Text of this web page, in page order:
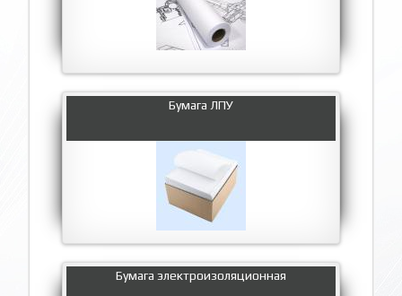
Бумага ЛПУ
Бумага электроизоляционная